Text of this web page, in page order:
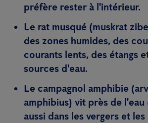
préfère rester à l'intérieur.
Le rat musqué (muskrat
des zones humides, des
courants lents, des étangs
sources d'eau.
Le campagnol amphibie
amphibius) vit près de
aussi dans les vergers et les